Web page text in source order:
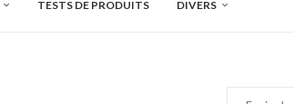
TESTS DE PRODUITS DIVERS